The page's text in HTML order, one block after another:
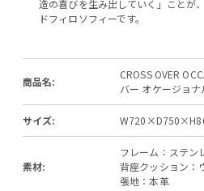
造の喜びを生み出していく」ことが
ドフィロソフィーです。
商品名:
CROSS OVER
バー オケージョナ
サイズ:
素材:
フレーム：ステン
背座クッション：
張地：本革